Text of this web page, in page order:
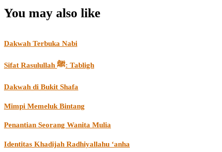
You may also like
Dakwah Terbuka Nabi
Sifat Rasulullah ﷺ: Tabligh
Dakwah di Bukit Shafa
Mimpi Memeluk Bintang
Penantian Seorang Wanita Mulia
Identitas Khadijah Radhiyallahu ‘anha